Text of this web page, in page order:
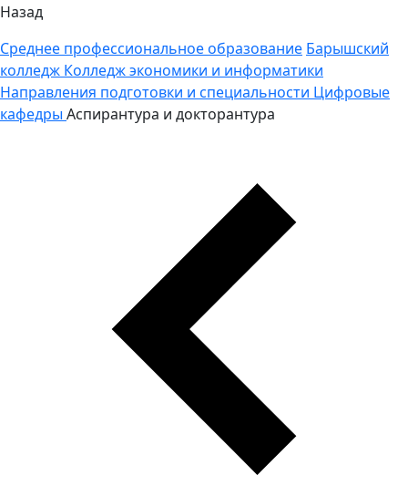
Назад
Среднее профессиональное образование Барышский
колледж Колледж экономики и информатики
Направления подготовки и специальности Цифровые
кафедры Аспирантура и докторантура